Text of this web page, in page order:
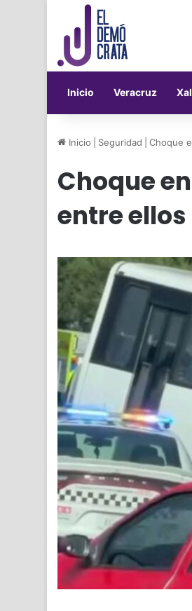
Inicio Veracruz
Inicio Seguridad Choque
Choque
entre